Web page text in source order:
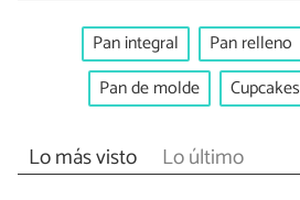
Pan integral Pan relleno
Pan de molde
Cupcakes
Lo más visto Lo último